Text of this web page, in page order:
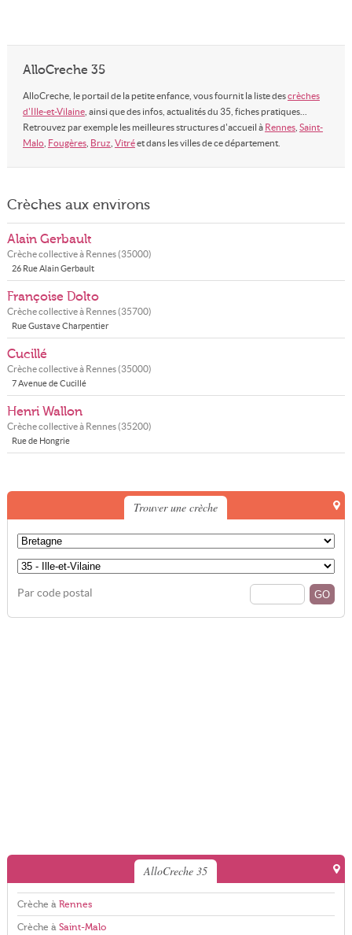
AlloCreche 35
AlloCreche, le portail de la petite enfance, vous fournit la liste descrèches
d'Ille-et-Vilaine, ainsi que des infos, actualités du 35, fiches pratiques...
Retrouvez par exemple les meilleures structures d'accueil à Rennes, Saint-
Malo, Fougères, Bruz Vitréet dans les villes de ce département.
Crèches aux environs
Alain Gerbault
Crèche collective à Rennes(35000)
26 Rue Alain Gerbault
Françoise Dolto
Crèche collective à Rennes(35700)
Rue Gustave Charpentier
Cucillé
Crèche collective à Rennes(35000)
7 Avenue de Cucillé
Henri Wallon
Crèche collective à Rennes(35200)
Rue de Hongrie
Trouver une crèche
Par code postal
AlloCreche 35
Crèche à Rennes
Crèche à Saint-Malo